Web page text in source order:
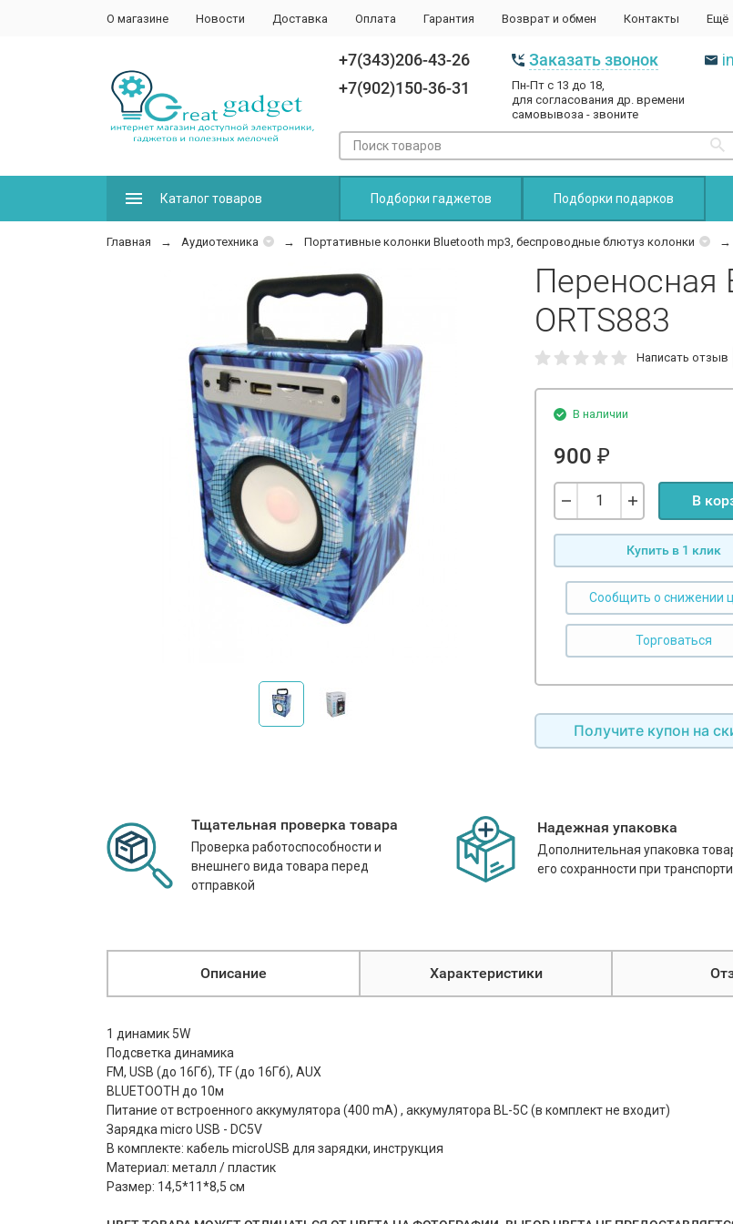
О магазине Новости Доставка Оплата Гарантия Возврат и обмен Контакты Ещё
+7(343)206-43-26
+7(902)150-36-31
Заказать звонок
Пн-Пт с 13 до 18,
для согласования др. времени
самовывоза - звоните
Каталог товаров Подборки гаджетов Подборки подарков
Главная Аудиотехника Портативные колонки Bluetooth mp3, беспроводные блютуз колонки
Переносная
ORTS883
Написать отзыв
В наличии
900 ₽
В
Купить в 1 клик
Сообщить о снижении
Получите купон на
Тщательная проверка товара
Проверка работоспособности и
внешнего вида товара перед
отправкой
Надежная упаковка
Дополнительная упаковка
его сохранности при
Описание Характеристики
1 динамик 5W
Подсветка динамика
FM, USB (до 16Гб), TF (до 16Гб), AUX
BLUETOOTH до 10м
Питание от встроенного аккумулятора (400 mA) , аккумулятора BL-5C (в комплект не входит)
Зарядка micro USB - DC5V
В комплекте: кабель microUSB для зарядки, инструкция
Материал: металл / пластик
Размер: 14,5*11*8,5 см